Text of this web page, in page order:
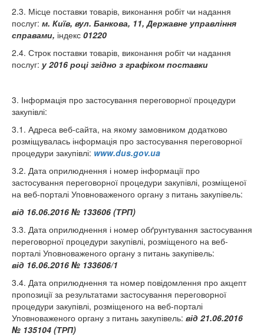
2.3. Місце поставки товарів, виконання робіт чи надання
послуг: м. Київ, вул. Банкова, 11, Державне управління
справами, індекс 01220
2.4. Строк поставки товарів, виконання робіт чи надання
послуг: у 2016 році згідно з графіком поставки
3. Інформація про застосування переговорної процедури
закупівлі:
3.1. Адреса веб-сайта, на якому замовником додатково
розміщувалась інформація про застосування переговорної
процедури закупівлі: www.dus.gov.ua
3.2. Дата оприлюднення і номер інформації про
застосування переговорної процедури закупівлі, розміщеної
на веб-порталі Уповноваженого органу з питань закупівель:
від 16.06.2016 № 133606 (ТРП)
3.3. Дата оприлюднення і номер обґрунтування застосування
переговорної процедури закупівлі, розміщеного на веб-
порталі Уповноваженого органу з питань закупівель:
від 16.06.2016 № 133606/1
3.4. Дата оприлюднення та номер повідомлення про акцепт
пропозиції за результатами застосування переговорної
процедури закупівлі, розміщеного на веб-порталі
Уповноваженого органу з питань закупівель: від 21.06.2016
№ 135104 (ТРП)